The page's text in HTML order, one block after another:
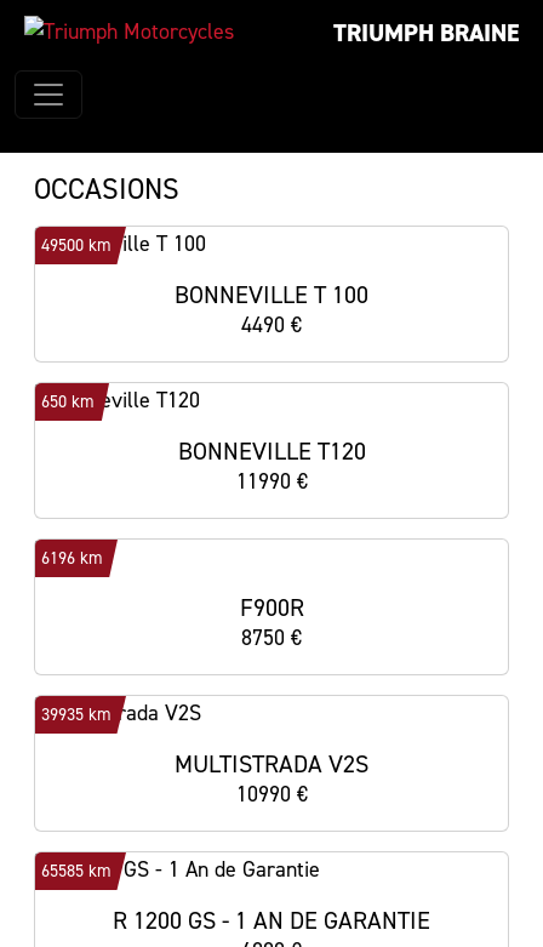
TRIUMPH BRAINE
OCCASIONS
49500 km
BONNEVILLE T 100
4490 €
650 km
BONNEVILLE T120
11990 €
6196 km
F900R
8750 €
39935 km
MULTISTRADA V2S
10990 €
65585 km
R 1200 GS - 1 AN DE GARANTIE